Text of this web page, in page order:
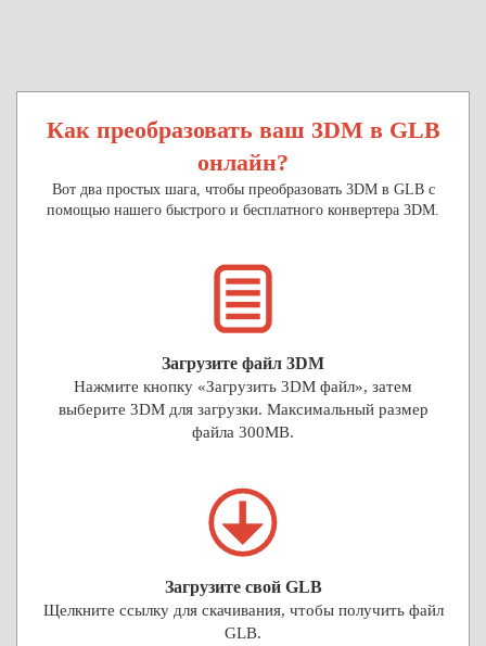
Как преобразовать ваш 3DM в GLB
онлайн?
Вот два простых шага, чтобы преобразовать 3DM в GLB с
помощью нашего быстрого и бесплатного конвертера 3DM.
Загрузите файл 3DM
Нажмите кнопку «Загрузить 3DM файл», затем
выберите 3DM для загрузки. Максимальный размер
файла 300MB.
Загрузите свой GLB
Щелкните ссылку для скачивания, чтобы получить файл
GLB.